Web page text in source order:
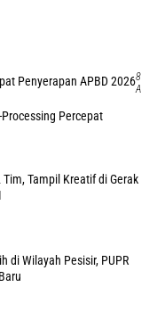
8
A
Percepat
Tampil Kreatif di Gerak
di Wilayah Pesisir, PUPR